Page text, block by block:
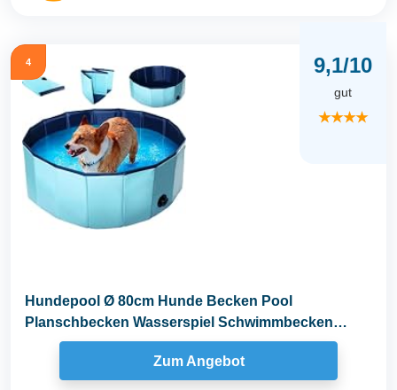
4 9,1/10
gut
★★★★
Hundepool Ø 80cm Hunde Becken Pool
Planschbecken Wasserspiel Schwimmbecken
(Hundepool 80cm)
Zum Angebot